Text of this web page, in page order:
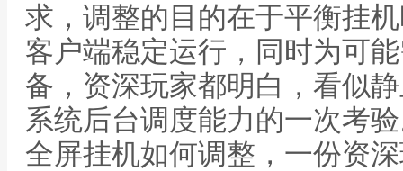
求，调整的目的在于平衡挂
客户端稳定运行，同时为可
备，资深玩家都明白，看似
系统后台调度能力的一次考
全屏挂机如何调整，一份资